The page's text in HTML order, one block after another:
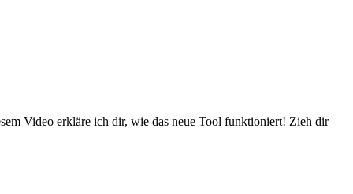
Video erkläre ich dir, wie das neue Tool funktioniert! Zieh dir